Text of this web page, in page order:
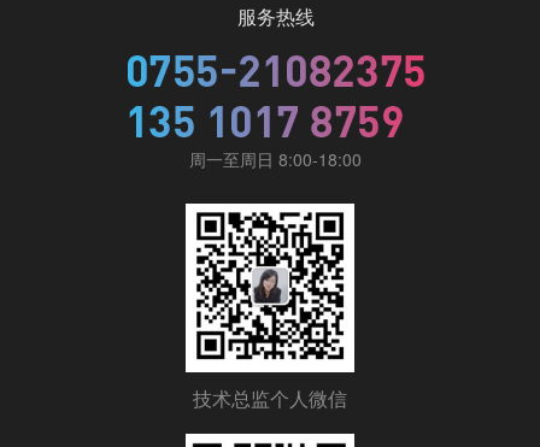
服务热线
周一至周日 8:00-18:00
技术总监个人微信